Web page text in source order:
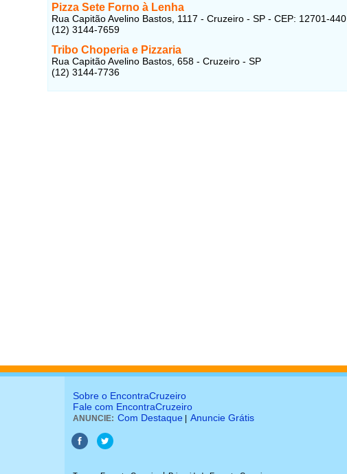
Pizza Sete Forno à Lenha
Rua Capitão Avelino Bastos, 1117 - Cruzeiro - SP - CEP: 12701-440
(12) 3144-7659
Tribo Choperia e Pizzaria
Rua Capitão Avelino Bastos, 658 - Cruzeiro - SP
(12) 3144-7736
Sobre o EncontraCruzeiro
Fale com EncontraCruzeiro
ANUNCIE: Com Destaque Anuncie Grátis